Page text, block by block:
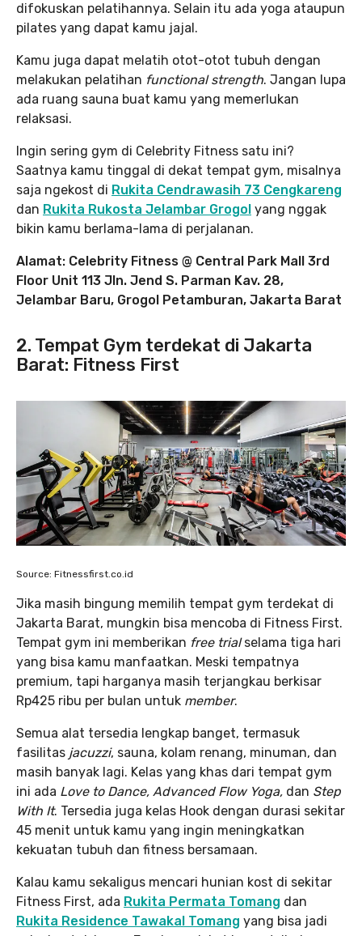
difokuskan pelatihannya. Selain itu ada yoga ataupun
pilates yang dapat kamu jajal.
Kamu juga dapat melatih otot-otot tubuh dengan
melakukan pelatihan functional strength. Jangan lupa
ada ruang sauna buat kamu yang memerlukan
relaksasi.
Ingin sering gym di Celebrity Fitness satu ini?
Saatnya kamu tinggal di dekat tempat gym, misalnya
saja ngekost di Rukita Cendrawasih 73 Cengkareng
dan Rukita Rukosta Jelambar Grogol yang nggak
bikin kamu berlama-lama di perjalanan.
Alamat: Celebrity Fitness @ Central Park Mall 3rd
Floor Unit 113 Jln. Jend S. Parman Kav. 28,
Jelambar Baru, Grogol Petamburan, Jakarta Barat
2. Tempat Gym terdekat di Jakarta
Barat: Fitness First
Source: Fitnessfirst.co.id
Jika masih bingung memilih tempat gym terdekat di
Jakarta Barat, mungkin bisa mencoba di Fitness First.
Tempat gym ini memberikan free trialselama tiga hari
yang bisa kamu manfaatkan. Meski tempatnya
premium, tapi harganya masih terjangkau berkisar
Rp425 ribu per bulan untuk member.
Semua alat tersedia lengkap banget, termasuk
fasilitas jacuzzi, sauna, kolam renang, minuman, dan
masih banyak lagi. Kelas yang khas dari tempat gym
ini ada Love to Dance, Advanced Flow Yoga, dan Step
With It. Tersedia juga kelas Hook dengan durasi sekitar
45 menit untuk kamu yang ingin meningkatkan
kekuatan tubuh dan fitness bersamaan.
Kalau kamu sekaligus mencari hunian kost di sekitar
Fitness First, ada Rukita Permata Tomang dan
Rukita Residence Tawakal Tomang yang bisa jadi